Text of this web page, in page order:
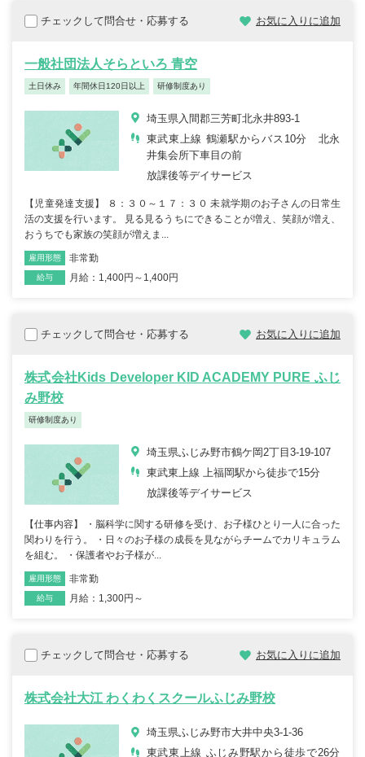
チェックして問合せ・応募する お気に入りに追加
一般社団法人そらといろ 青空
土日休み 年間休日120日以上 研修制度あり
埼玉県入間郡三芳町北永井893-1
東武東上線 鶴瀬駅からバス10分 北永
井集会所下車目の前
放課後等デイサービス
【児童発達支援】 ８：３０～１７：３０ 未就学期のお子さんの日常生
活の支援を行います。 見る見るうちにできることが増え、笑顔が増え、
おうちでも家族の笑顔が増えま...
職種
雇用形態 非常勤
給与 月給：1,400円～1,400円
チェックして問合せ・応募する お気に入りに追加
株式会社Kids Developer KID ACADEMY PURE ふじ
み野校
研修制度あり
埼玉県ふじみ野市鶴ケ岡2丁目3-19-107
東武東上線 上福岡駅から徒歩で15分
放課後等デイサービス
【仕事内容】 ・脳科学に関する研修を受け、お子様ひとり一人に合った
関わりを行う。 ・日々のお子様の成長を見ながらチームでカリキュラム
を組む。 ・保護者やお子様が...
職種
雇用形態 非常勤
給与 月給：1,300円～
チェックして問合せ・応募する お気に入りに追加
株式会社大江 わくわくスクールふじみ野校
埼玉県ふじみ野市大井中央3-1-36
東武東上線 ふじみ野駅から徒歩で26分